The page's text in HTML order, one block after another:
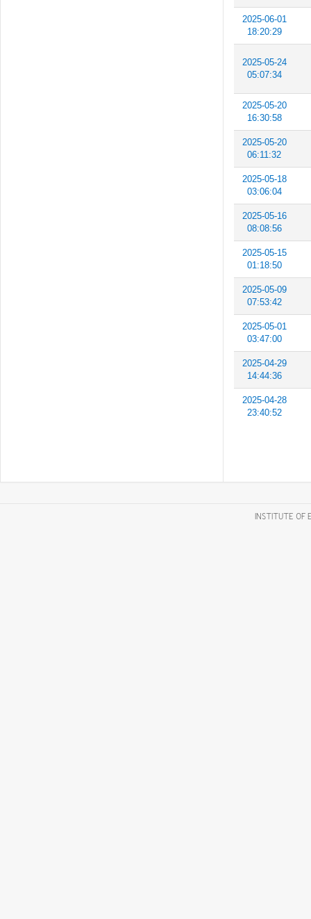
2025-06-01
18:20:29
2025-05-24
05:07:34
2025-05-20
16:30:58
2025-05-20
06:11:32
2025-05-18
03:06:04
2025-05-16
08:08:56
2025-05-15
01:18:50
2025-05-09
07:53:42
2025-05-01
03:47:00
2025-04-29
14:44:36
2025-04-28
23:40:52
INSTITUTE OF